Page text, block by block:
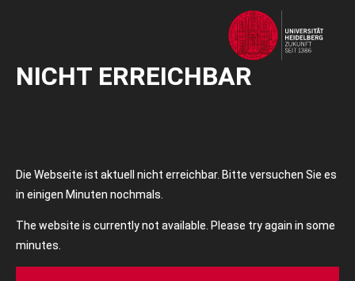
NICHT ERREICHBAR
Die Webseite ist aktuell nicht erreichbar. Bitte versuchen Sie es
in einigen Minuten nochmals.
The website is currently not available. Please try again in some
minutes.